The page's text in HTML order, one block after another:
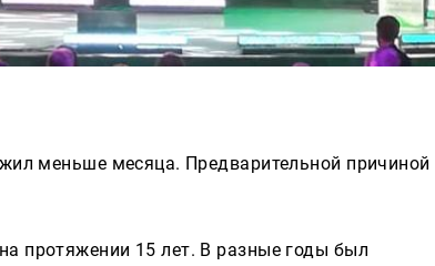
меньше месяца. Предварительной причиной
протяжении 15 лет. В разные годы был